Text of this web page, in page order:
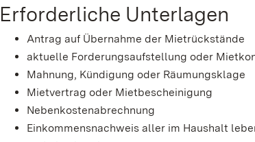
Erforderliche Unterlagen
Antrag auf Übernahme der Mietrückstände
aktuelle Forderungsaufstellung oder
Mahnung, Kündigung oder Räumungsklage
Mietvertrag oder Mietbescheinigung
Nebenkostenabrechnung
Einkommensnachweis aller im Haushalt